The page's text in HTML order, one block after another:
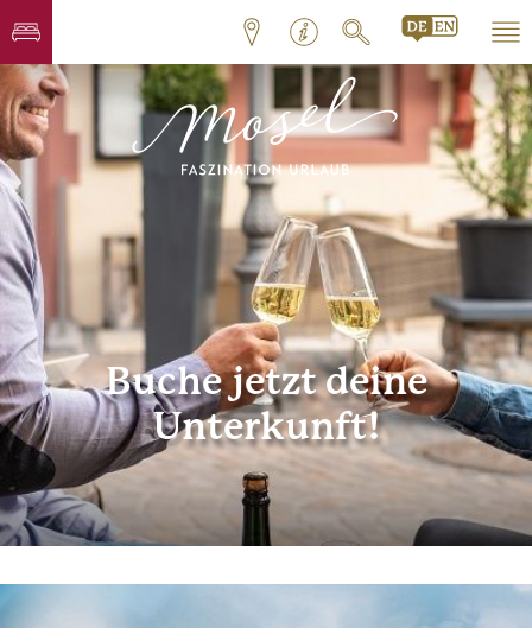
Buche jetzt deine
Unterkunft!